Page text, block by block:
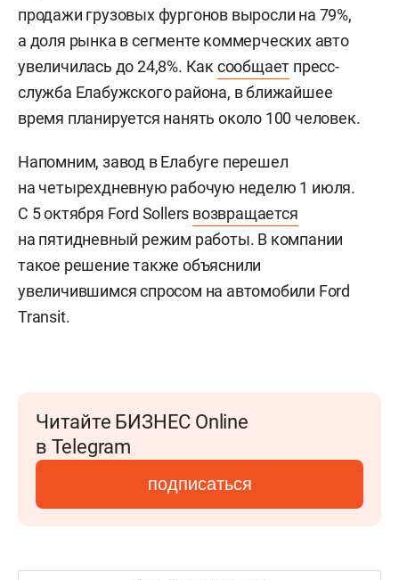
продажи грузовых фургонов выросли на 79%,
а доля рынка в сегменте коммерческих авто
увеличилась до 24,8%. Как сообщает пресс-
служба Елабужского района, в ближайшее
время планируется нанять около 100 человек.
Напомним, завод в Елабуге перешел
на четырехдневную рабочую неделю 1 июля.
С 5 октября Ford Sollers возвращается
на пятидневный режим работы. В компании
такое решение также объяснили
увеличившимся спросом на автомобили Ford
Transit.
Читайте БИЗНЕС Online
в Telegram
подписаться